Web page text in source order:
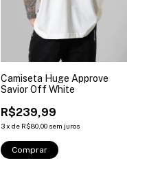
Camiseta Huge Approve
Savior Off White
R$239,99
3x de R$80,00 sem juros
Comprar